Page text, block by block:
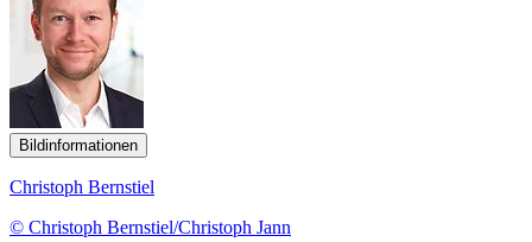
Bildinformationen
Christoph Bernstiel
© Christoph Bernstiel/Christoph Jann